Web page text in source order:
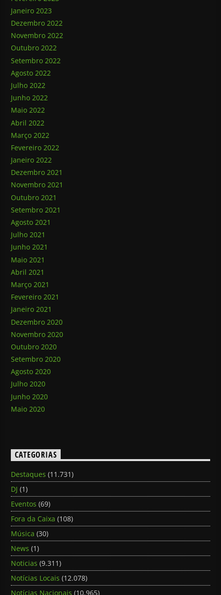
Janeiro 2023
Dezembro 2022
Novembro 2022
Outubro 2022
Setembro 2022
Agosto 2022
Julho 2022
Junho 2022
Maio 2022
Abril 2022
Março 2022
Fevereiro 2022
Janeiro 2022
Dezembro 2021
Novembro 2021
Outubro 2021
Setembro 2021
Agosto 2021
Julho 2021
Junho 2021
Maio 2021
Abril 2021
Março 2021
Fevereiro 2021
Janeiro 2021
Dezembro 2020
Novembro 2020
Outubro 2020
Setembro 2020
Agosto 2020
Julho 2020
Junho 2020
Maio 2020
CATEGORIAS
Destaques (11.731)
DJ (1)
Eventos (69)
Fora da Caixa (108)
Música (30)
News (1)
Noticias (9.311)
Notícias Locais (12.078)
Notícias Nacionais (10.965)